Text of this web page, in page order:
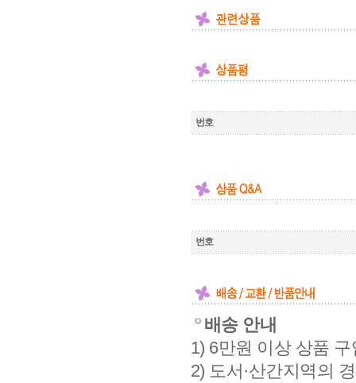
배송 안내
1) 6만원 이상 상품
2) 도서·산간지역의